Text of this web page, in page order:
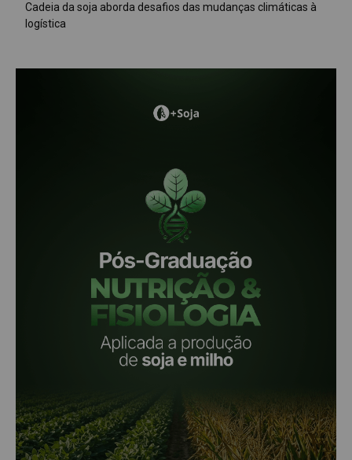
Cadeia da soja aborda desafios das mudanças climáticas à
logística